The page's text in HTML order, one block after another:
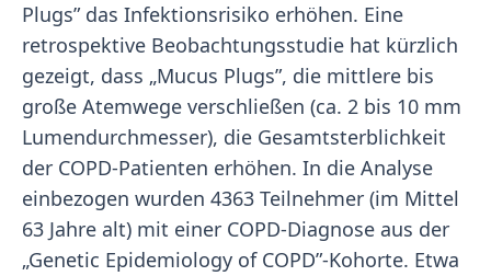
Plugs” das Infektionsrisiko erhöhen. Eine
retrospektive Beobachtungsstudie hat kürzlich
gezeigt, dass „Mucus Plugs”, die mittlere bis
große Atemwege verschließen (ca. 2 bis 10 mm
Lumendurchmesser), die Gesamtsterblichkeit
der COPD-Patienten erhöhen. In die Analyse
einbezogen wurden 4363 Teilnehmer (im Mittel
63 Jahre alt) mit einer COPD-Diagnose aus der
„Genetic Epidemiology of COPD”-Kohorte. Etwa